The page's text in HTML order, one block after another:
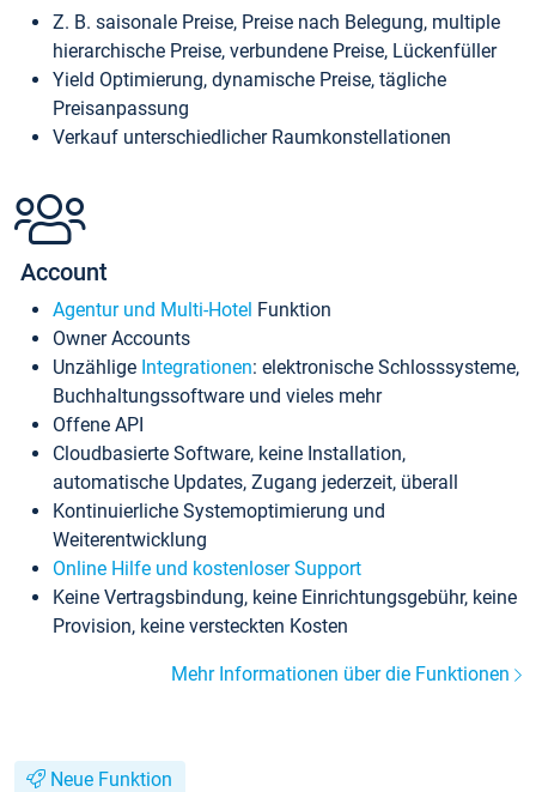
Z. B. saisonale Preise, Preise nach Belegung, multiple
hierarchische Preise, verbundene Preise, Lückenfüller
Yield Optimierung, dynamische Preise, tägliche
Preisanpassung
Verkauf unterschiedlicher Raumkonstellationen
Account
Agentur und Multi-Hotel Funktion
Owner Accounts
Unzählige Integrationen: elektronische Schlosssysteme,
Buchhaltungssoftware und vieles mehr
Offene API
Cloudbasierte Software, keine Installation,
automatische Updates, Zugang jederzeit, überall
Kontinuierliche Systemoptimierung und
Weiterentwicklung
Online Hilfe und kostenloser Support
Keine Vertragsbindung, keine Einrichtungsgebühr, keine
Provision, keine versteckten Kosten
Mehr Informationen über die Funktionen
Neue Funktion